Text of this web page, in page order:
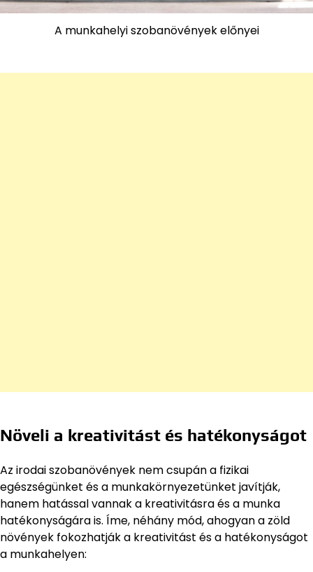
A munkahelyi szobanövények előnyei
Növeli a kreativitást és hatékonyságot
Az irodai szobanövények nem csupán a fizikai
egészségünket és a munkakörnyezetünket javítják,
hanem hatással vannak a kreativitásra és a munka
hatékonyságára is. Íme, néhány mód, ahogyan a zöld
növények fokozhatják a kreativitást és a hatékonyságot
a munkahelyen: